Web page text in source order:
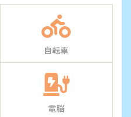
自転車
電脳